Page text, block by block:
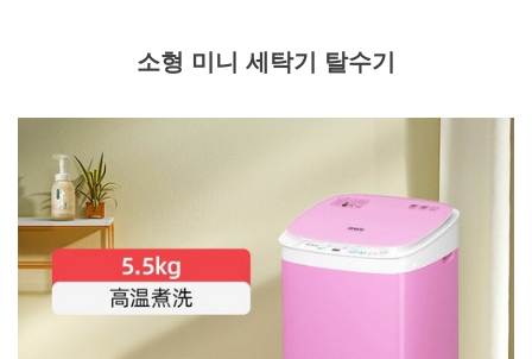
소형 미니 세탁기 탈수기